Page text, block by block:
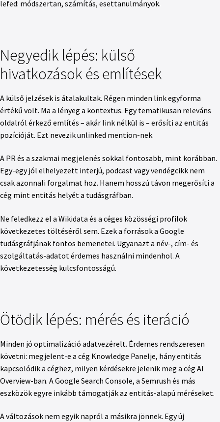
lefed: módszertan, számítás, esettanulmányok.
Negyedik lépés: külső
hivatkozások és említések
A külső jelzések is átalakultak. Régen minden link egyforma
értékű volt. Ma a lényeg a kontextus. Egy tematikusan releváns
oldalról érkező említés – akár link nélkül is – erősíti az entitás
pozícióját. Ezt nevezik unlinked mention-nek.
A PR és a szakmai megjelenés sokkal fontosabb, mint korábban.
Egy-egy jól elhelyezett interjú, podcast vagy vendégcikk nem
csak azonnali forgalmat hoz. Hanem hosszú távon megerősíti a
cég mint entitás helyét a tudásgráfban.
Ne feledkezz el a Wikidata és a céges közösségi profilok
következetes töltéséről sem. Ezek a források a Google
tudásgráfjának fontos bemenetei. Ugyanazt a név-, cím- és
szolgáltatás-adatot érdemes használni mindenhol. A
következetesség kulcsfontosságú.
Ötödik lépés: mérés és iteráció
Minden jó optimalizáció adatvezérelt. Érdemes rendszeresen
követni: megjelent-e a cég Knowledge Panelje, hány entitás
kapcsolódik a céghez, milyen kérdésekre jelenik meg a cég AI
Overview-ban. A Google Search Console, a Semrush és más
eszközök egyre inkább támogatják az entitás-alapú méréseket.
A változások nem egyik napról a másikra jönnek. Egy új